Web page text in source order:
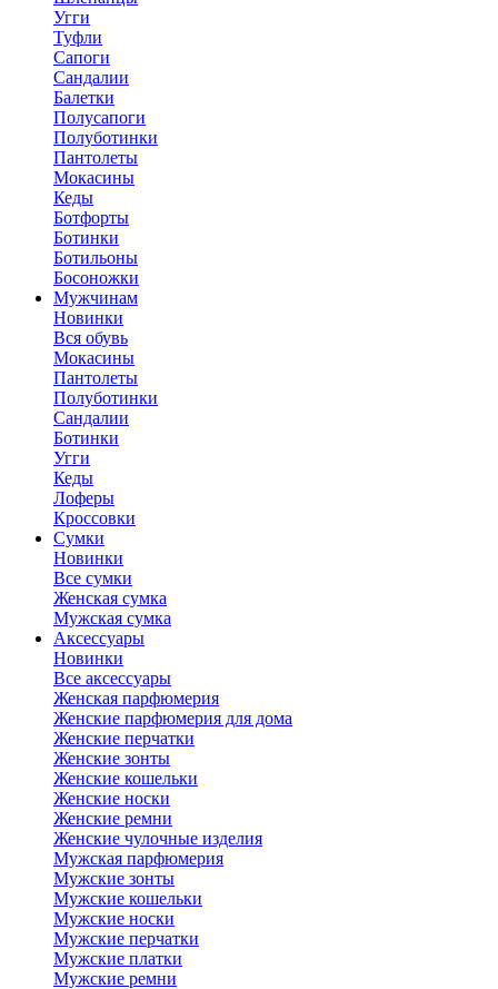
Угги
Туфли
Сапоги
Сандалии
Балетки
Полусапоги
Полуботинки
Пантолеты
Мокасины
Кеды
Ботфорты
Ботинки
Ботильоны
Босоножки
Мужчинам
Новинки
Вся обувь
Мокасины
Пантолеты
Полуботинки
Сандалии
Ботинки
Угги
Кеды
Лоферы
Кроссовки
Сумки
Новинки
Все сумки
Женская сумка
Мужская сумка
Аксессуары
Новинки
Все аксессуары
Женская парфюмерия
Женские парфюмерия для дома
Женские перчатки
Женские зонты
Женские кошельки
Женские носки
Женские ремни
Женские чулочные изделия
Мужская парфюмерия
Мужские зонты
Мужские кошельки
Мужские носки
Мужские перчатки
Мужские платки
Мужские ремни